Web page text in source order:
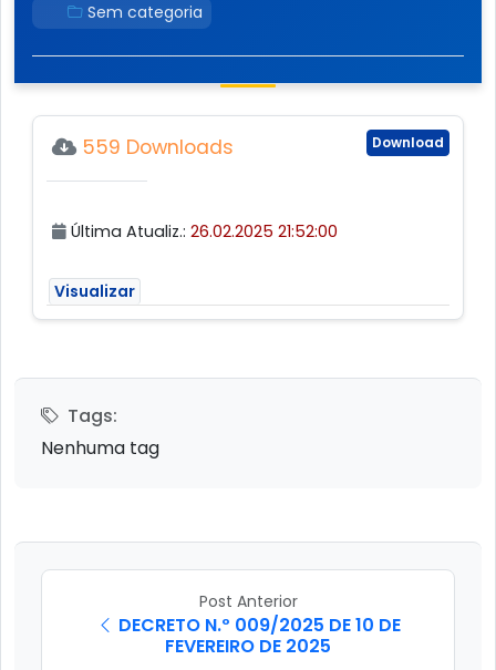
Sem categoria
Download
559 Downloads
Última Atualiz.: 26.02.2025 21:52:00
Visualizar
Tags:
Nenhuma tag
Post Anterior
DECRETO N.º 009/2025 DE 10 DE
FEVEREIRO DE 2025